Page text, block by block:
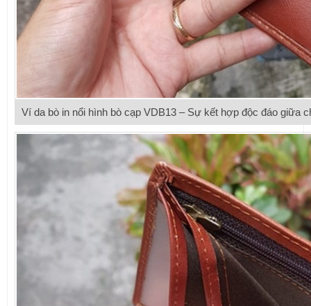
Ví da bò in nổi hình bò cạp VDB13 – Sự kết hợp độc đáo giữa